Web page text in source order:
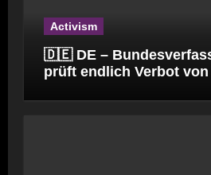
Activism
🇩🇪 DE –
prüft endlich Verbot von